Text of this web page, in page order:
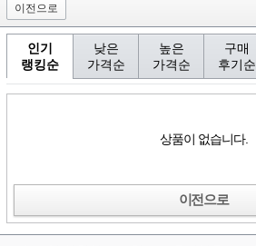
이전으로
인기
랭킹순
낮은
가격순
높은
가격순
구매
후기순
상품이 없습니다.
이전으로